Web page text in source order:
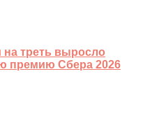
на треть выросло
премию Сбера 2026